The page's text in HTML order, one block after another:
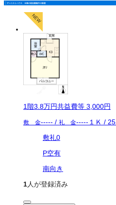
アーニストハウス Ｂ棟の現在募集中の部屋
1階3.8万円共益費等 3,000円
敷 金----- / 礼 金----- １Ｋ /
敷礼0
P空有
南向き
1人が登録済み